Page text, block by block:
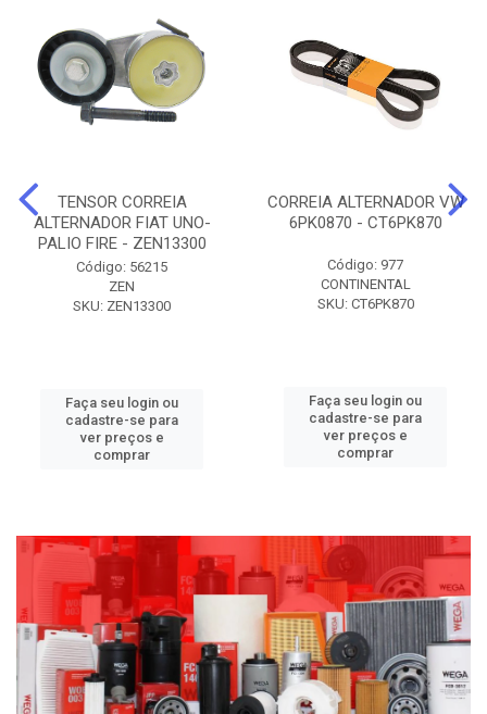
TENSOR CORREIA
ALTERNADOR FIAT UNO-
PALIO FIRE - ZEN13300
Código: 56215
ZEN
SKU: ZEN13300
Faça seu login ou
cadastre-se para
ver preços e
comprar
CORREIA ALTERNADOR VW
6PK0870 - CT6PK870
Código: 977
CONTINENTAL
SKU: CT6PK870
Faça seu login ou
cadastre-se para
ver preços e
comprar